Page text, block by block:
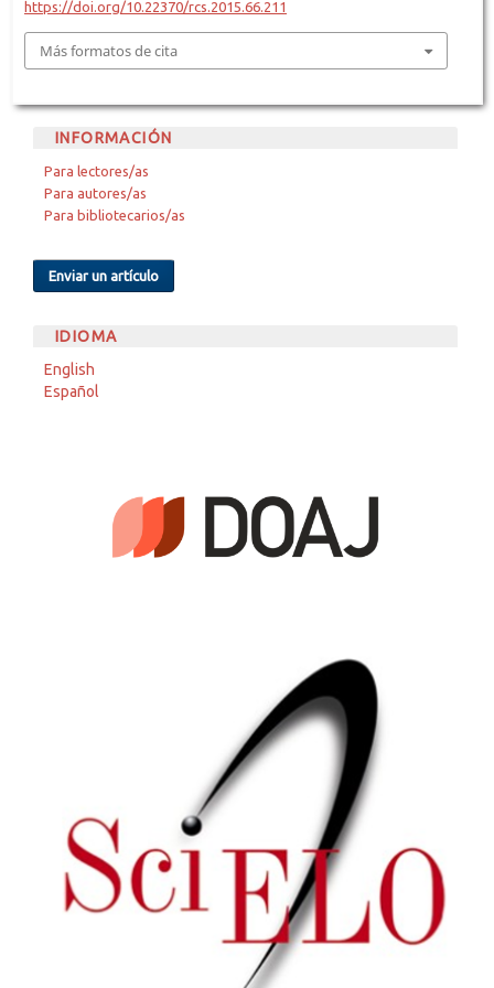
https://doi.org/10.22370/rcs.2015.66.211
Más formatos de cita
INFORMACIÓN
Para lectores/as
Para autores/as
Para bibliotecarios/as
Enviar un artículo
IDIOMA
English
Español